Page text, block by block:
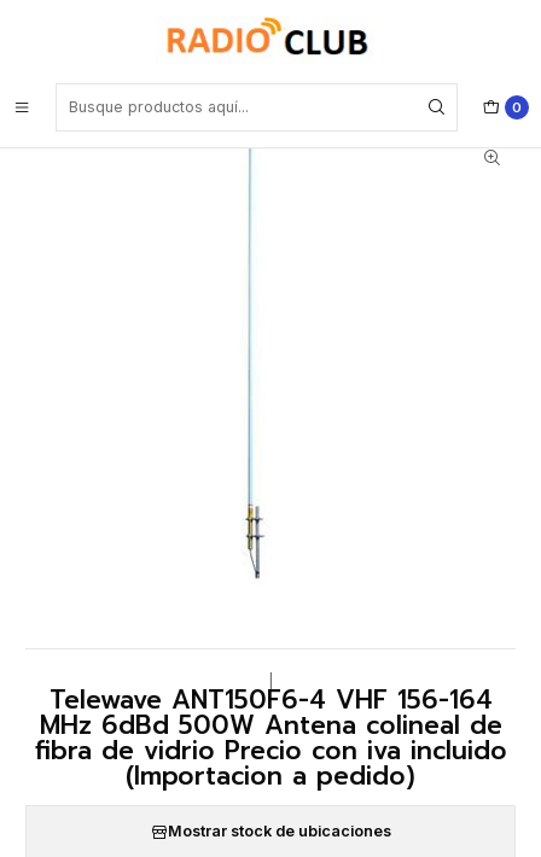
0
Telewave ANT150F6-4 VHF 156-164 MHz 6dBd 500W Antena
colineal de fibra de vidrio Precio con iva incluido (Importacion a
Telewave ANT150F6-4 VHF 156-164
MHz 6dBd 500W Antena colineal de
fibra de vidrio Precio con iva incluido
(Importacion a pedido)
Mostrar stock de ubicaciones